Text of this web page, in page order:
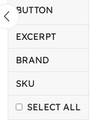
BUTTON
EXCERPT
BRAND
SKU
SELECT ALL